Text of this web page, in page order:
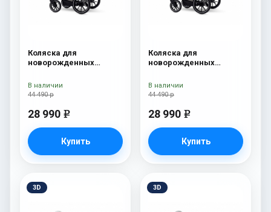
Коляска для
новорожденных
44 490 р
28 990 e
Купить
В наличии
Коляска для
новорожденных
44 490 р
28 990 e
Купить
В наличии
3D 3D